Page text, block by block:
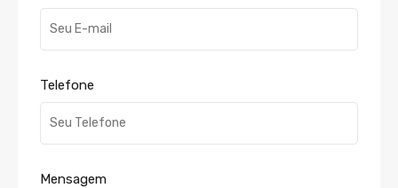
Telefone
Mensagem